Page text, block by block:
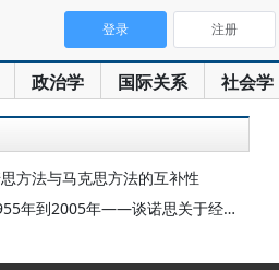
政治学 国际关系 社会学
登录 注册
方法与马克思方法的互补性
到2005年——谈诺思关于经济变迁的理论